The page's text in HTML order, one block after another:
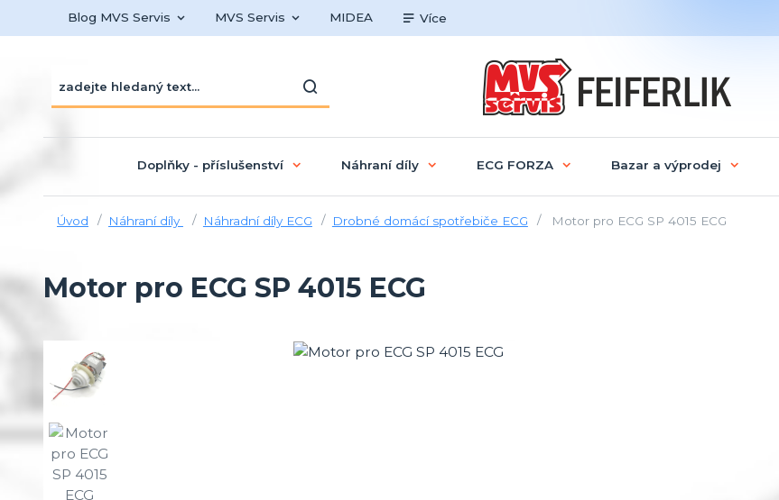
Blog MVS Servis MVS Servis MIDEA Více
Doplňky - příslušenství Náhraní díly ECG FORZA Bazar a výprodej
Úvod Náhraní díly Náhradní díly ECG Drobné domácí spotřebiče ECG Motor pro ECG SP 4015 ECG
Motor pro ECG SP 4015 ECG